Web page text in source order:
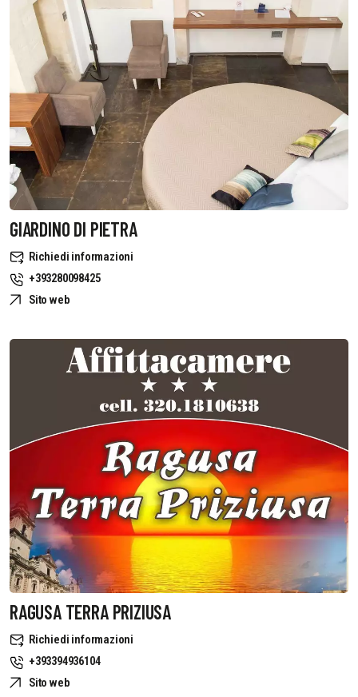
GIARDINO DI PIETRA
Richiedi informazioni
+393280098425
Sito web
RAGUSA TERRA PRIZIUSA
Richiedi informazioni
+393394936104
Sito web